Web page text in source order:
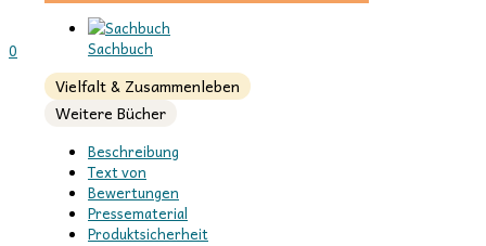
0 Sachbuch
Vielfalt & Zusammenleben
Weitere Bücher
Beschreibung
Text von
Bewertungen
Pressematerial
Produktsicherheit